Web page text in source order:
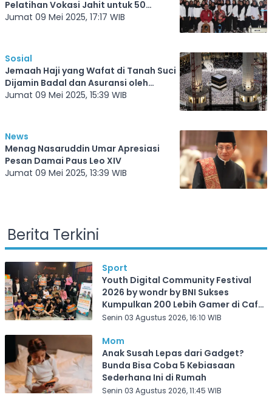
Pelatihan Vokasi Jahit untuk 50
Perempuan di Batang
Jumat 09 Mei 2025, 17:17 WIB
Sosial
Jemaah Haji yang Wafat di Tanah Suci
Dijamin Badal dan Asuransi oleh
Pemerintah
Jumat 09 Mei 2025, 15:39 WIB
News
Menag Nasaruddin Umar Apresiasi
Pesan Damai Paus Leo XIV
Jumat 09 Mei 2025, 13:39 WIB
Berita Terkini
Sport
Youth Digital Community Festival
2026 by wondr by BNI Sukses
Kumpulkan 200 Lebih Gamer di Cafe
Frekuensi Depok
Senin 03 Agustus 2026, 16:10 WIB
Mom
Anak Susah Lepas dari Gadget?
Bunda Bisa Coba 5 Kebiasaan
Sederhana Ini di Rumah
Senin 03 Agustus 2026, 11:45 WIB